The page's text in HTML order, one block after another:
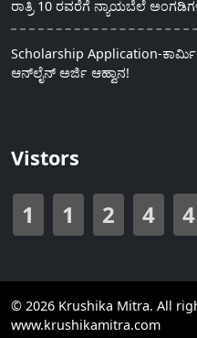
ರಾತ್ರಿ 10 ರವರೆಗೆ ನ್ಯಾಯಬೆಲೆ
Scholarship Application-
ಆನ್‍ಲೈನ್ ಅರ್ಜಿ ಆಹ್ವಾನ!
Vistors
1 1 2 4 4
© 2026 Krushika Mitra. All
www.krushikamitra.com